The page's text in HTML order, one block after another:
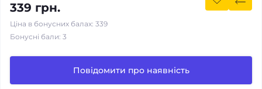
339 грн.
Ціна в бонусних балах: 339
Бонусні бали: 3
Повідомити про наявність